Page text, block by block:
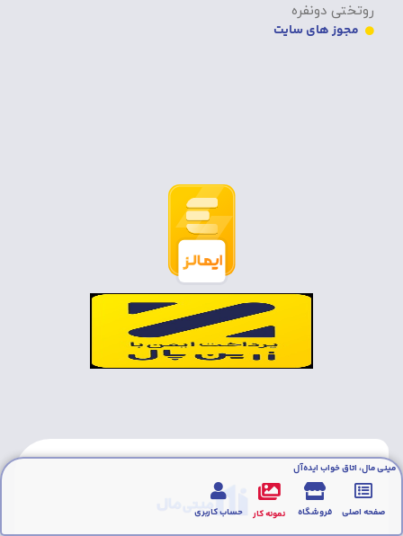
روتختی دونفره
مجوز های سایت
مینی مال، اتاق خواب ایده‌آل
صفحه اصلی فروشگاه نمونه کار حساب کاربری